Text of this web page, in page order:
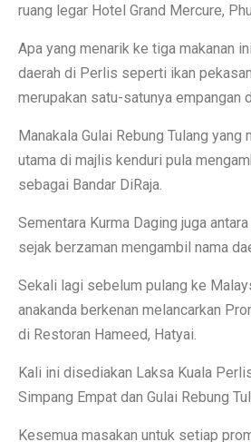
ruang legar Hotel Grand Mercure,
Apa yang menarik ke tiga makanan
daerah di Perlis seperti ikan
merupakan satu-satunya empangan
Manakala Gulai Rebung Tulang yang
utama di majlis kenduri pula
sebagai Bandar DiRaja.
Sementara Kurma Daging juga
sejak berzaman mengambil nama
Sekali lagi sebelum pulang ke
anakanda berkenan melancarkan
di Restoran Hameed, Hatyai.
Kali ini disediakan Laksa Kuala
Simpang Empat dan Gulai Rebung
Kesemua masakan untuk setiap